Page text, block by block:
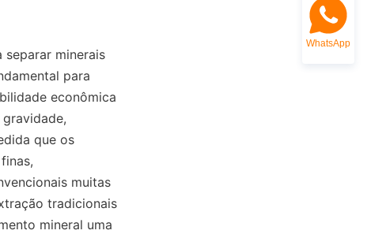
separar minerais
para
econômica
que os
muitas
tradicionais
mineral uma
WhatsApp